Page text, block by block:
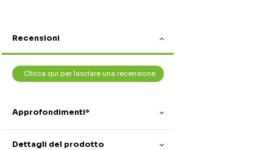
Recensioni
Clicca qui per lasciare una recensione
Approfondimenti*
Dettagli del prodotto